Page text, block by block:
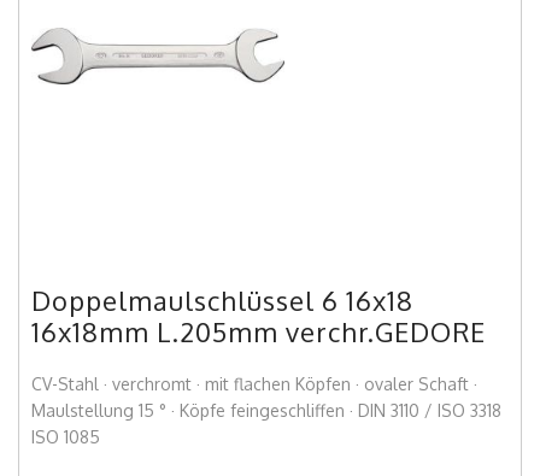
Doppelmaulschlüssel 6 16x18
16x18mm L.205mm verchr.GEDORE
CV-Stahl · verchromt · mit flachen Köpfen · ovaler Schaft ·
Maulstellung 15 ° · Köpfe feingeschliffen · DIN 3110 / ISO 3318
ISO 1085